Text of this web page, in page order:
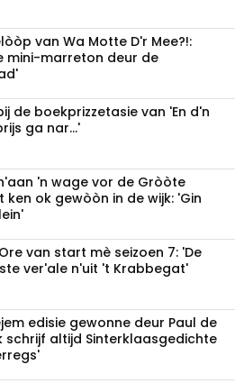
van Wa Motte D'r Mee?!:
mini-marreton deur de
de boekprizzetasie van 'En d'n
ga nar...'
'n wage vor de Gròòte
ken ok gewòòn in de wijk: 'Gin
van start mè seizoen 7: 'De
ver'ale n'uit 't Krabbegat'
edisie gewonne deur Paul de
schrijf altijd Sinterklaasgedichte